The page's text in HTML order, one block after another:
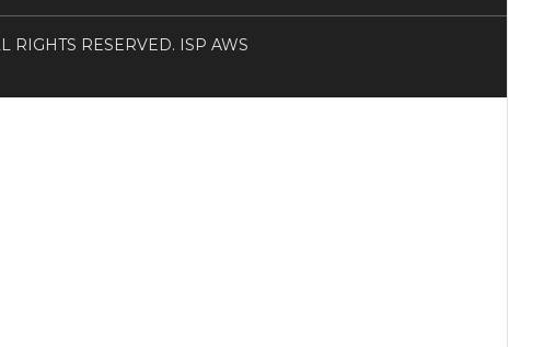
RESERVED. ISP AWS